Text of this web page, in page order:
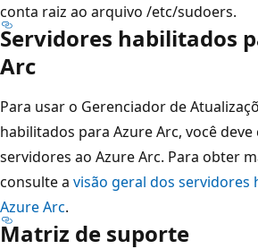
conta raiz ao arquivo /etc/sudoers.
Servidores habilitados
Arc
Para usar o Gerenciador de
habilitados para Azure Arc, você deve
servidores ao Azure Arc. Para obter
consulte a visão geral dos servidores
Azure Arc.
Matriz de suporte